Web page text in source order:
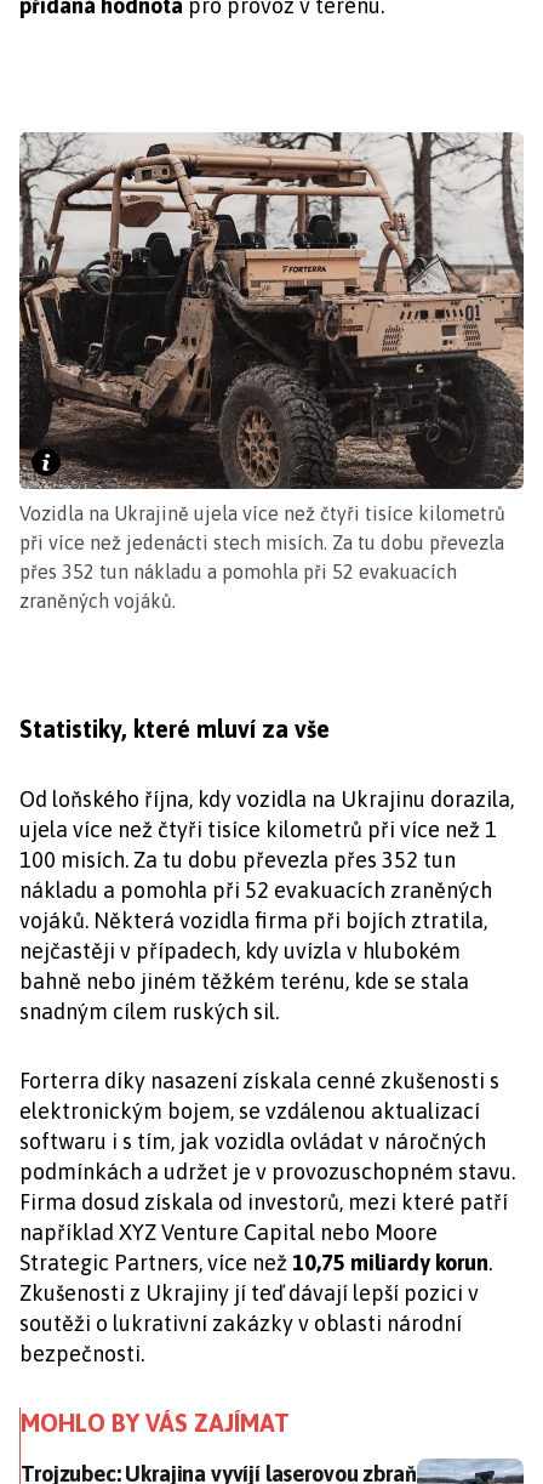
Vozidla na Ukrajině ujela více než čtyři tisíce kilometrů
při více než jedenácti stech misích. Za tu dobu převezla
přes 352 tun nákladu a pomohla při 52 evakuacích
zraněných vojáků.
Statistiky, které mluví za vše
Od loňského října, kdy vozidla na Ukrajinu dorazila,
ujela více než čtyři tisíce kilometrů při více než 1
100 misích. Za tu dobu převezla přes 352 tun
nákladu a pomohla při 52 evakuacích zraněných
vojáků. Některá vozidla firma při bojích ztratila,
nejčastěji v případech, kdy uvízla v hlubokém
bahně nebo jiném těžkém terénu, kde se stala
snadným cílem ruských sil.
Forterra díky nasazení získala cenné zkušenosti s
elektronickým bojem, se vzdálenou aktualizací
softwaru i s tím, jak vozidla ovládat v náročných
podmínkách a udržet je v provozuschopném stavu.
Firma dosud získala od investorů, mezi které patří
například XYZ Venture Capital nebo Moore
Strategic Partners, více než 10,75 miliardy korun.
Zkušenosti z Ukrajiny jí teď dávají lepší pozici v
soutěži o lukrativní zakázky v oblasti národní
bezpečnosti.
MOHLO BY VÁS ZAJÍMAT
Trojzubec: Ukrajina vyvíjí laserovou zbraň řízenou
Trojzubec: Ukrajina vyvíjí laserovou zbraň